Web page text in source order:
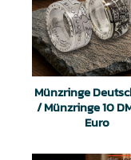
Münzringe
/ Münzringe 10
Euro